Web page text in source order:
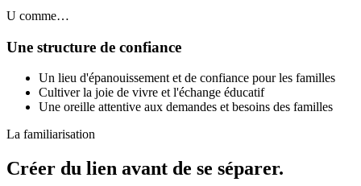
U comme…
Une structure de confiance
Un lieu d'épanouissement et de confiance pour les familles
Cultiver la joie de vivre et l'échange éducatif
Une oreille attentive aux demandes et besoins des familles
La familiarisation
Créer du lien avant de se séparer.